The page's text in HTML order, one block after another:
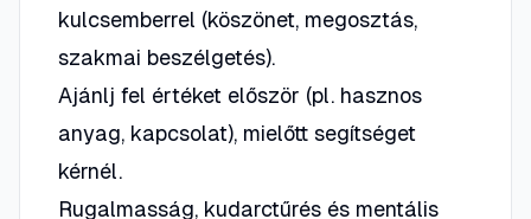
kulcsemberrel (köszönet, megosztás,
szakmai beszélgetés).
Ajánlj fel értéket először (pl. hasznos
anyag, kapcsolat), mielőtt segítséget
kérnél.
Rugalmasság, kudarctűrés és mentális